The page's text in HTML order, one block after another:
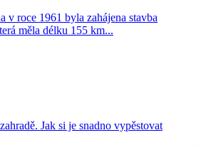
v roce 1961 byla zahájena stavba
měla délku 155 km...
Jak si je snadno vypěstovat